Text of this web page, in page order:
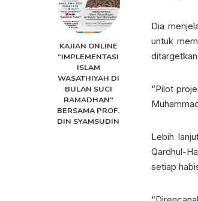
KAJIAN ONLINE
“IMPLEMENTASI
ISLAM
WASATHIYAH DI
BULAN SUCI
RAMADHAN”
BERSAMA PROF.
DIN SYAMSUDIN
Dia
untuk
“Pilot
Lebih
Qardhul-
setiap